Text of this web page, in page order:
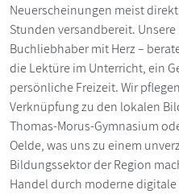
Neuerscheinungen meist
Stunden versandbereit.
Buchliebhaber mit Herz –
die Lektüre im Unterricht, ein
persönliche Freizeit. Wir
Verknüpfung zu den lokalen
Thomas-Morus-Gymnasium
Oelde, was uns zu einem
Bildungssektor der Region
Handel durch moderne